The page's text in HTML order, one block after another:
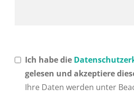
Ich habe die
gelesen und akzeptiere
Ihre Daten werden unter